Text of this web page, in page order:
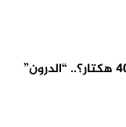
بعد أن أتت النيران على 400 هكتار؟.. “الدرون”